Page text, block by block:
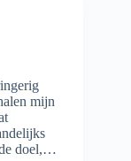
mijn
doel,…